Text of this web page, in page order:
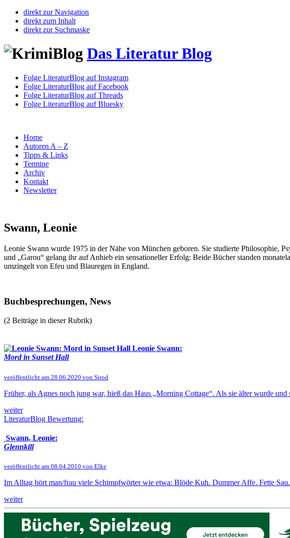
direkt zur Navigation
direkt zum Inhalt
direkt zur Suchmaske
Das Literatur Blog
Folge LiteraturBlog auf Instagram
Folge LiteraturBlog auf Facebook
Folge LiteraturBlog auf Threads
Folge LiteraturBlog auf Bluesky
Home
Autoren A – Z
Tipps & Links
Termine
Archiv
Kontakt
Newsletter
Swann, Leonie
Leonie Swann wurde 1975 in der Nähe von München geboren. Sie studierte Philosophie,
und „Garou“ gelang ihr auf Anhieb ein sensationeller Erfolg: Beide Bücher standen
umzingelt von Efeu und Blauregen in England.
Buchbesprechungen, News
(2 Beiträge in dieser Rubrik)
Leonie Swann:
Mord in Sunset Hall
veröffentlicht am 28.06.2020 von Sirod
Früher, als Agnes noch jung war, hieß das Haus „Morning Cottage“. Als sie älter wurde
weiter
LiteraturBlog Bewertung:
Swann, Leonie:
Glennkill
veröffentlicht am 08.04.2010 von Elke
Im Alltag hört man/frau viele Schimpfwörter wie etwa: Blöde Kuh. Dummer Affe. Fette
weiter